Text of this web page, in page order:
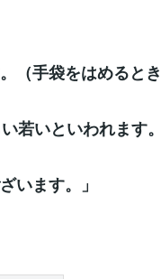
（手袋をはめると
若いといわれます
います。」